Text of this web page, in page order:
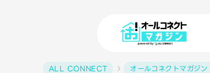
ALL CONNECT オールコネクトマガジン